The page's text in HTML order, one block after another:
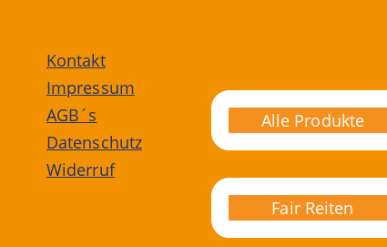
Kontakt
Impressum
AGB´s
Datenschutz
Widerruf
Alle Produkte
Fair Reiten